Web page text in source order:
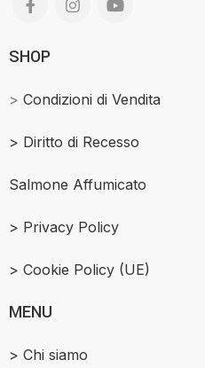
SHOP
> Condizioni di Vendita
> Diritto di Recesso
Salmone Affumicato
> Privacy Policy
> Cookie Policy (UE)
MENU
> Chi siamo